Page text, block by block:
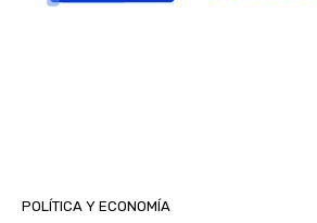
POLÍTICA Y ECONOMÍA